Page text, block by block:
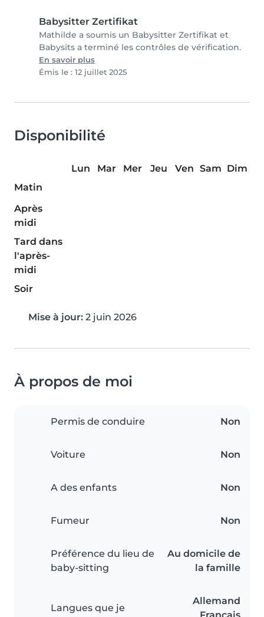
Babysitter Zertifikat
Mathilde a soumis un Babysitter Zertifikat et
Babysits a terminé les contrôles de vérification.
En savoir plus
Émis le : 12 juillet 2025
Disponibilité
Lun Mar Mer Jeu Ven Sam Dim
Matin
Après
midi
Tard dans
l'après-
midi
Soir
Mise à jour: 2 juin 2026
À propos de moi
Permis de conduire Non
Voiture Non
A des enfants Non
Fumeur Non
Préférence du lieu de
baby-sitting
Au domicile de
la famille
Langues que je
Allemand